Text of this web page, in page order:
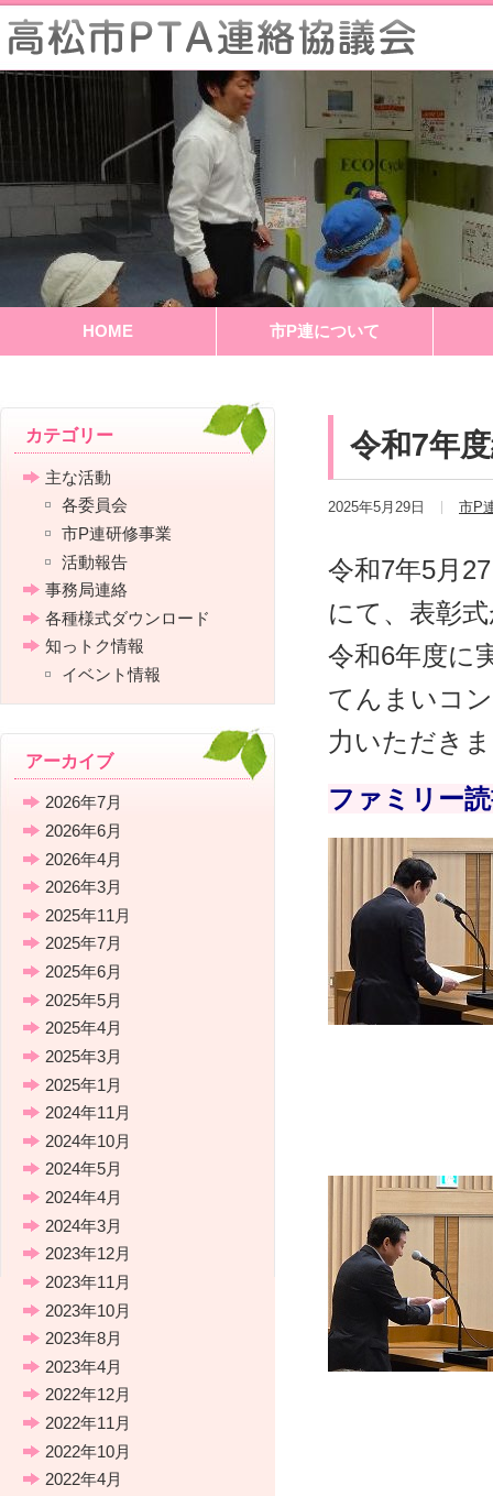
HOME 市P連について
令和7年
2025年5月29日 市P
令和7年5月
にて、表彰
令和6年度に
てんまいコ
力いただき
ファミリー
カテゴリー
主な活動
各委員会
市P連研修事業
活動報告
事務局連絡
各種様式ダウンロード
知っトク情報
イベント情報
アーカイブ
2026年7月
2026年6月
2026年4月
2026年3月
2025年11月
2025年7月
2025年6月
2025年5月
2025年4月
2025年3月
2025年1月
2024年11月
2024年10月
2024年5月
2024年4月
2024年3月
2023年12月
2023年11月
2023年10月
2023年8月
2023年4月
2022年12月
2022年11月
2022年10月
2022年4月